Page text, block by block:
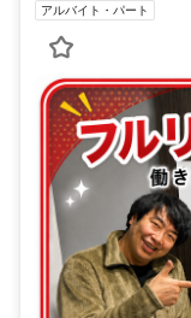
アルバイト・パート